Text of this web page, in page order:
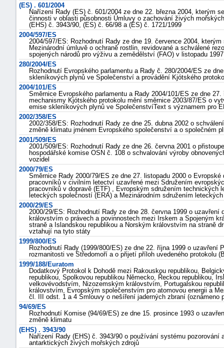
(ES) . 601/2004
Nařízení Rady (ES) č. 601/2004 ze dne 22. března 2004, kterým
činnosti v oblasti působnosti Úmluvy o zachování živých
(EHS) č. 3943/90, (ES) č. 66/98 a (ES) č. 1721/1999
2004/597/ES
2004/597/ES: Rozhodnutí Rady ze dne 19. července 2004,
Mezinárodní úmluvě o ochraně rostlin, revidované a schválené
spojených národů pro výživu a zemědělství (FAO) v listopadu 1997
280/2004/ES
Rozhodnutí Evropského parlamentu a Rady č. 280/2004/ES ze
skleníkových plynů ve Společenství a provádění Kjótského
2004/101/ES
Směrnice Evropského parlamentu a Rady 2004/101/ES ze dne
mechanismy Kjótského protokolu mění směrnice 2003/87/ES o
emise skleníkových plynů ve SpolečenstvíText s významem pro
2002/358/ES
2002/358/ES: Rozhodnutí Rady ze dne 25. dubna 2002 o
změně klimatu jménem Evropského společenství a o společném
2001/509/ES
2001/509/ES: Rozhodnutí Rady ze dne 26. června 2001 o
hospodářské komise OSN č. 108 o schvalování výroby
vozidel
2000/79/ES
Směrnice Rady 2000/79/ES ze dne 27. listopadu 2000 o
pracovníků v civilním letectví uzavřené mezi Sdružením
pracovníků v dopravě (ETF) , Evropským sdružením technických
leteckých společností (ERA) a Mezinárodním sdružením
2000/29/ES
2000/29/ES: Rozhodnutí Rady ze dne 28. června 1999 o uzavření
královstvím o právech a povinnostech mezi Irskem a Spojeným
straně a Islandskou republikou a Norským královstvím na straně
vztahují na tyto státy
1999/800/ES
Rozhodnutí Rady (1999/800/ES) ze dne 22. října 1999 o
rozmanitosti ve Středomoří a o přijetí příloh uvedeného protokolu
1999/188/Euratom
Dodatkový Protokol k Dohodě mezi Rakouskou republikou,
republikou, Spolkovou republikou Německo, Řeckou republikou,
velkovévodstvím, Nizozemským královstvím, Portugalskou
královstvím, Evropským společenstvím pro atomovou energii a
čl. III odst. 1 a 4 Smlouvy o nešíření jaderných zbraní (oznámeno
94/69/ES
Rozhodnutí Komise (94/69/ES) ze dne 15. prosince 1993 o
změně klimatu
(EHS) . 3943/90
Nařízení Rady (EHS) č. 3943/90 o používání systému
antarktických živých mořských zdrojů
+náhrady
-
náhrady